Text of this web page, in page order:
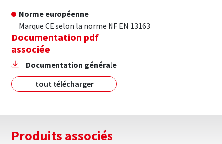
Norme européenne
Marque CE selon la norme NF EN 13163
Documentation pdf
associée
Documentation générale
tout télécharger
Produits associés